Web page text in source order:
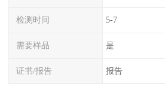
检测时间 5-7
需要样品 是
证书/报告 报告